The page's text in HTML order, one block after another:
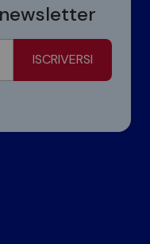
ISCRIVERSI